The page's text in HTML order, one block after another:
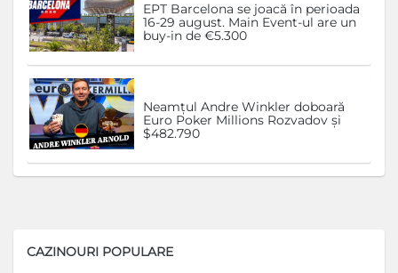
EPT Barcelona se joacă în perioada
16-29 august. Main Event-ul are un
buy-in de €5.300
Neamțul Andre Winkler doboară
Euro Poker Millions Rozvadov și
$482.790
CAZINOURI POPULARE